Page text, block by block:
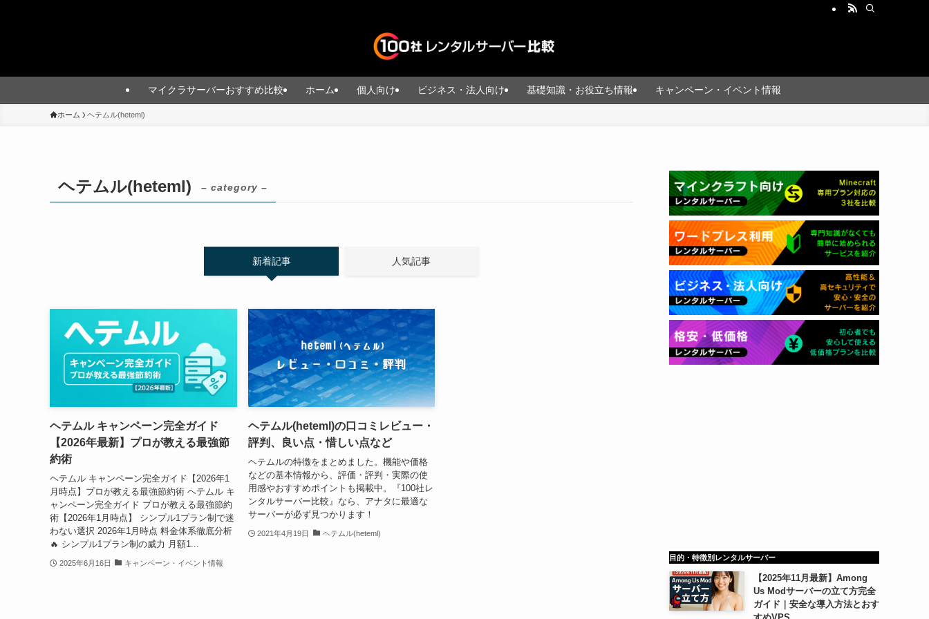
マイクラサーバーおすすめ比較 ホーム 個人向け ビジネス・法人向け 基礎知識・お役立ち情報 キャンペーン・イベント情報
ホーム ヘテムル(heteml)
ヘテムル(heteml) – category –
新着記事 人気記事
ヘテムル キャンペーン完全ガイド
【2026年最新】プロが教える最強節
約術
ヘテムル キャンペーン完全ガイド【2026年1
月時点】プロが教える最強節約術 ヘテムル キ
ャンペーン完全ガイド プロが教える最強節約
術【2026年1月時点】 シンプル1プラン制で迷
わない選択 2026年1月時点 料金体系徹底分析
🔥 シンプル1プラン制の威力 月額1...
2025年6月16日 キャンペーン・イベント情報
ヘテムル(heteml)の口コミレビュー・
評判、良い点・惜しい点など
ヘテムルの特徴をまとめました。機能や価格
などの基本情報から、評価・評判・実際の使
用感やおすすめポイントも掲載中。『100社レ
ンタルサーバー比較』なら、アナタに最適な
サーバーが必ず見つかります！
2021年4月19日 ヘテムル(heteml)
目的・特徴別レンタルサーバー
【2025年11月最新】Among
Us Modサーバーの立て方完全
ガイド｜安全な導入方法とおす
すめVPS